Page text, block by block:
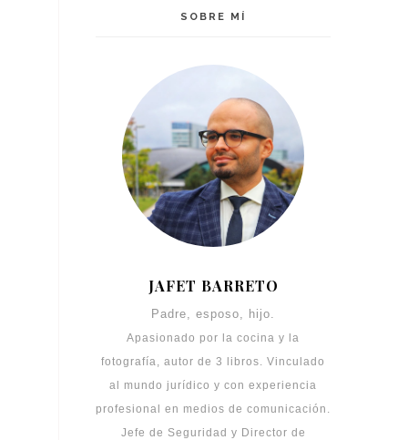
SOBRE MÍ
JAFET BARRETO
Padre, esposo, hijo.
Apasionado por la cocina y la
fotografía, autor de 3 libros. Vinculado
al mundo jurídico y con experiencia
profesional en medios de comunicación.
Jefe de Seguridad y Director de